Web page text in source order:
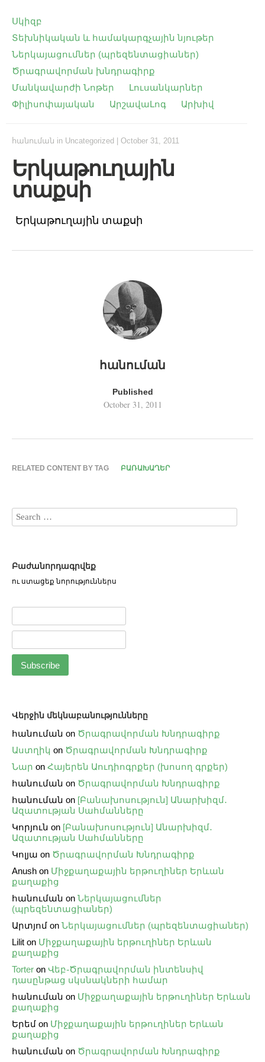
Սկիզբ
Տեխնիկական և համակարգչային նյութեր
Ներկայացումներ (պրեզենտացիաներ)
Ծրագրավորման խնդրագիրք
Մանկավարժի Նոթեր
Լուսանկարներ
Փիլիսոփայական
ԱրշավաԼոգ Արխիվ
հանուման in Uncategorized October 31, 2011
Երկաթուղային
տաքսի
Երկաթուղային տաքսի
հանուման
Published
October 31, 2011
RELATED CONTENT BY TAG ԲԱՌԱԽԱՂԵՐ
Բաժանորդագրվեք
ու ստացեք նորություններս
Վերջին մեկնաբանությունները
հանուման on Ծրագրավորման Խնդրագիրք
Աստղիկ on Ծրագրավորման Խնդրագիրք
Նար on Հայերեն Աուդիոգրքեր (խոսող գրքեր)
հանուման on Ծրագրավորման Խնդրագիրք
հանուման on [Բանախոսություն] Անարխիզմ․
Ազատության Սահմանները
Կորյուն on [Բանախոսություն] Անարխիզմ․
Ազատության Սահմանները
Կոլյա on Ծրագրավորման Խնդրագիրք
Anush on Միջքաղաքային երթուղիներ Երևան
քաղաքից
հանուման on Ներկայացումներ
(պրեզենտացիաներ)
Արտյոմ on Ներկայացումներ (պրեզենտացիաներ)
Lilit on Միջքաղաքային երթուղիներ Երևան
քաղաքից
Torter on Վեբ֊Ծրագրավորման ինտենսիվ
դասընթաց սկսնակների համար
հանուման on Միջքաղաքային երթուղիներ Երևան
քաղաքից
Երեմ on Միջքաղաքային երթուղիներ Երևան
քաղաքից
հանուման on Ծրագրավորման Խնդրագիրք